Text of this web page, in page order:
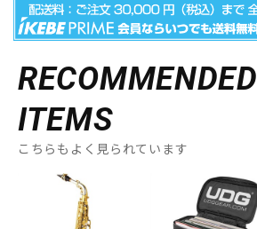
RECOMMENDED
ITEMS
こちらもよく見られています